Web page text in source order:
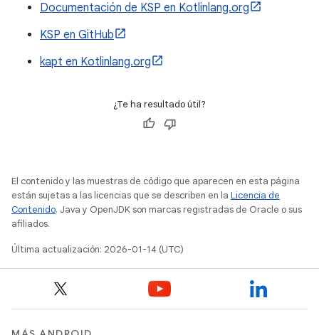
Documentación de KSP en Kotlinlang.org
KSP en GitHub
kapt en Kotlinlang.org
¿Te ha resultado útil?
El contenido y las muestras de código que aparecen en esta página
están sujetas a las licencias que se describen en la Licencia de
Contenido. Java y OpenJDK son marcas registradas de Oracle o sus
afiliados.
Última actualización: 2026-01-14 (UTC)